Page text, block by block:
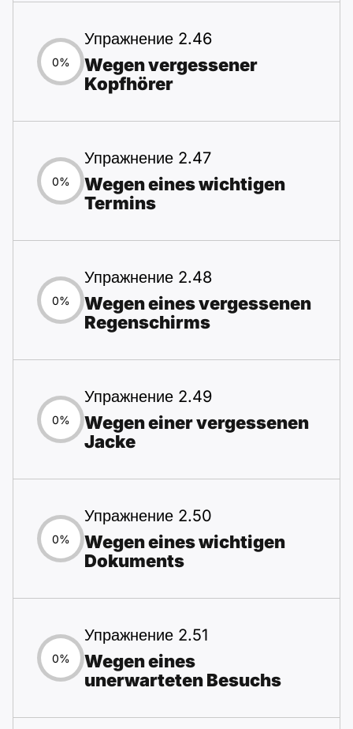
0%
Упражнение 2.46
Wegen vergessener
Kopfhörer
0%
Упражнение 2.47
Wegen eines wichtigen
Termins
0%
Упражнение 2.48
Wegen eines vergessenen
Regenschirms
0%
Упражнение 2.49
Wegen einer vergessenen
Jacke
0%
Упражнение 2.50
Wegen eines wichtigen
Dokuments
0%
Упражнение 2.51
Wegen eines
unerwarteten Besuchs